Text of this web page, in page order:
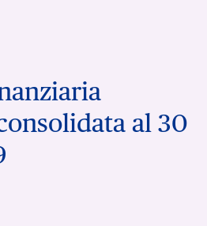
al 30